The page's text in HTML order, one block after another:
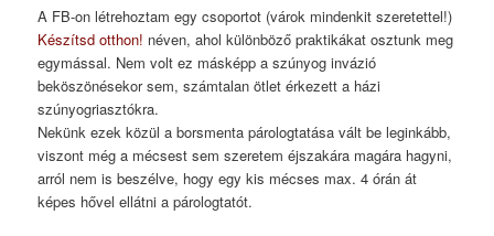
A FB-on létrehoztam egy csoportot (várok mindenkit szeretettel!)
Készítsd otthon! néven, ahol különböző praktikákat osztunk meg
egymással. Nem volt ez másképp a szúnyog invázió
beköszönésekor sem, számtalan ötlet érkezett a házi
szúnyogriasztókra.
Nekünk ezek közül a borsmenta párologtatása vált be leginkább,
viszont még a mécsest sem szeretem éjszakára magára hagyni,
arról nem is beszélve, hogy egy kis mécses max. 4 órán át
képes hővel ellátni a párologtatót.